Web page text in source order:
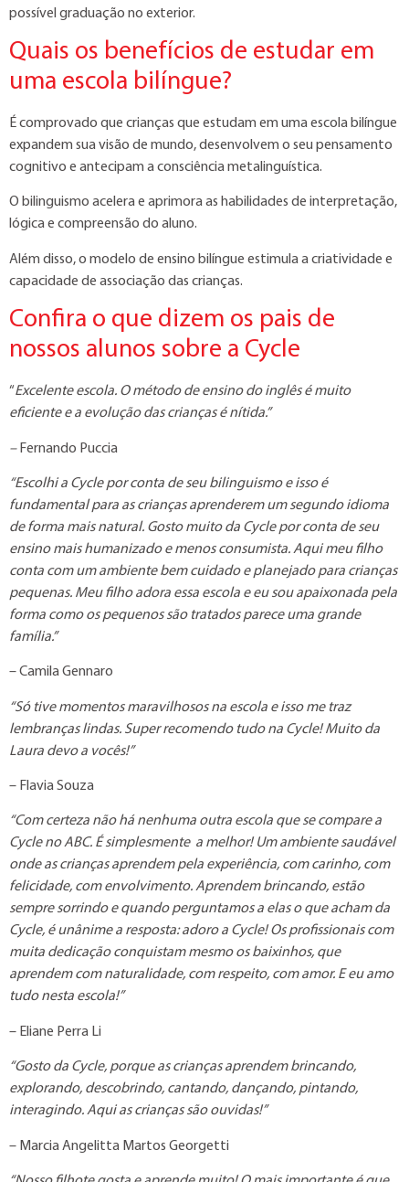
possível graduação no exterior.
Quais os benefícios de estudar em
uma escola bilíngue?
É comprovado que crianças que estudam em uma escola bilíngue
expandem sua visão de mundo, desenvolvem o seu pensamento
cognitivo e antecipam a consciência metalinguística.
O bilinguismo acelera e aprimora as habilidades de interpretação,
lógica e compreensão do aluno.
Além disso, o modelo de ensino bilíngue estimula a criatividade e
capacidade de associação das crianças.
Confira o que dizem os pais de
nossos alunos sobre a Cycle
“Excelente escola. O método de ensino do inglês é muito
eficiente e a evolução das crianças é nítida.”
– Fernando Puccia
“Escolhi a Cycle por conta de seu bilinguismo e isso é
fundamental para as crianças aprenderem um segundo idioma
de forma mais natural. Gosto muito da Cycle por conta de seu
ensino mais humanizado e menos consumista. Aqui meu filho
conta com um ambiente bem cuidado e planejado para crianças
pequenas. Meu filho adora essa escola e eu sou apaixonada pela
forma como os pequenos são tratados parece uma grande
família.”
– Camila Gennaro
“Só tive momentos maravilhosos na escola e isso me traz
lembranças lindas. Super recomendo tudo na Cycle! Muito da
Laura devo a vocês!”
– Flavia Souza
“Com certeza não há nenhuma outra escola que se compare a
Cycle no ABC. É simplesmente a melhor! Um ambiente saudável
onde as crianças aprendem pela experiência, com carinho, com
felicidade, com envolvimento. Aprendem brincando, estão
sempre sorrindo e quando perguntamos a elas o que acham da
Cycle, é unânime a resposta: adoro a Cycle! Os profissionais com
muita dedicação conquistam mesmo os baixinhos, que
aprendem com naturalidade, com respeito, com amor. E eu amo
tudo nesta escola!”
– Eliane Perra Li
“Gosto da Cycle, porque as crianças aprendem brincando,
explorando, descobrindo, cantando, dançando, pintando,
interagindo. Aqui as crianças são ouvidas!”
– Marcia Angelitta Martos Georgetti